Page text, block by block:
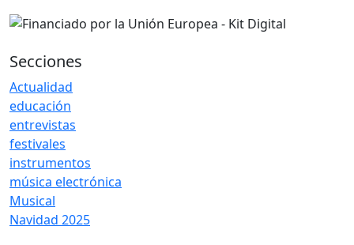
Secciones
Actualidad
educación
entrevistas
festivales
instrumentos
música electrónica
Musical
Navidad 2025